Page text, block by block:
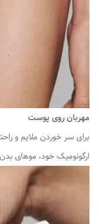
مهربان روی پوست
برای سر خوردن ملایم و
ارگونومیک خود، موهای